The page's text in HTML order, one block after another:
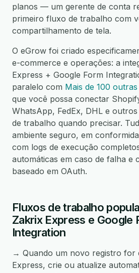
planos — um gerente de conta
primeiro fluxo de trabalho com
compartilhamento de tela.
O eGrow foi criado
e-commerce e operações: a
Express + Google Form
paralelo com Mais de 100
que você possa conectar
WhatsApp, FedEx, DHL e
de trabalho quando precisar.
ambiente seguro, em
com logs de execução
automáticas em caso de falha e
baseado em OAuth.
Fluxos de trabalho
Zakrix Express e Google
Integration
→ Quando um novo registro for
Express, crie ou atualize